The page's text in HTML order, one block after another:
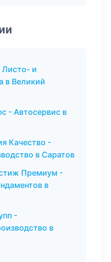
и
в Великий
- Автосервис в
Качество -
в Саратов
Премиум -
в
-
в